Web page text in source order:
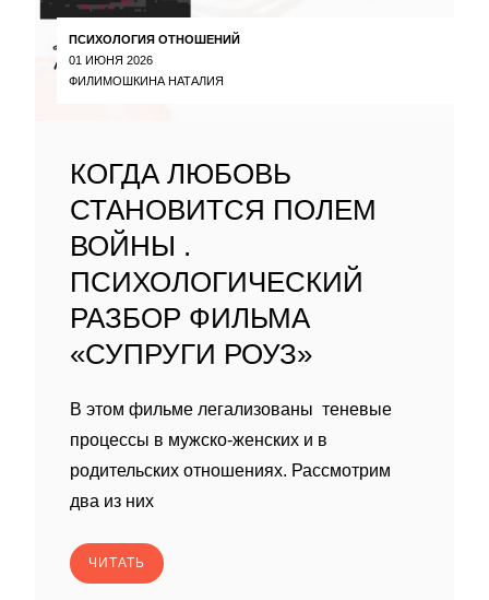
ПСИХОЛОГИЯ ОТНОШЕНИЙ
01 ИЮНЯ 2026
ФИЛИМОШКИНА НАТАЛИЯ
КОГДА ЛЮБОВЬ
СТАНОВИТСЯ ПОЛЕМ
ВОЙНЫ .
ПСИХОЛОГИЧЕСКИЙ
РАЗБОР ФИЛЬМА
«СУПРУГИ РОУЗ»
В этом фильме легализованы теневые
процессы в мужско-женских и в
родительских отношениях. Рассмотрим
два из них
ЧИТАТЬ